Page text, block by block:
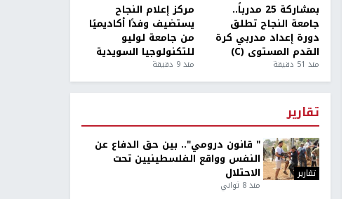
بمشاركة 25 مدرباً..
جامعة النجاح تطلق
دورة إعداد مدربي كرة
القدم المستوى (C)
منذ 51 دقيقة
مركز إعلام النجاح
يستضيف وفدًا أكاديميًا
من جامعة لوليو
للتكنولوجيا السويدية
منذ 9 دقيقة
تقارير
تقارير
" قانون درومي".. بين حق الدفاع عن
النفس وواقع الفلسطينيين تحت
الاحتلال
منذ 8 ثواني